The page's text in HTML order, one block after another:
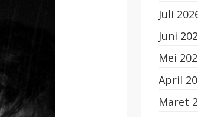
Juli
Juni
Mei
April
Maret